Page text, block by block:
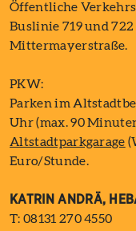
Öffentliche
Buslinie 719 und
Mittermayerstraße.
PKW:
Parken im
Uhr (max. 90
Altstadtparkgarage
Euro/Stunde.
KATRIN ANDRÄ,
T: 08131 270 4550